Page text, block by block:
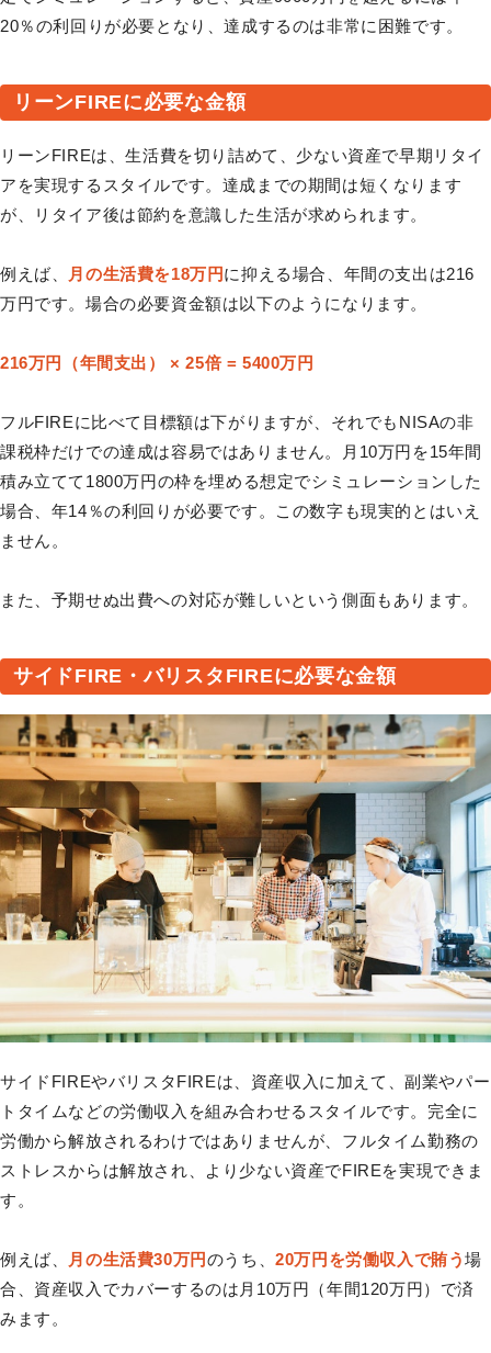
20％の利回りが必要となり、達成するのは非常に困難です。
リーンFIREに必要な金額
リーンFIREは、生活費を切り詰めて、少ない資産で早期リタイ
アを実現するスタイルです。達成までの期間は短くなります
が、リタイア後は節約を意識した生活が求められます。
例えば、 月の生活費を18万円に抑える場合、年間の支出は216
万円です。場合の必要資金額は以下のようになります。
216万円（年間支出） × 25倍 = 5400万円
フルFIREに比べて目標額は下がりますが、それでもNISAの非
課税枠だけでの達成は容易ではありません。月10万円を15年間
積み立てて1800万円の枠を埋める想定でシミュレーションした
場合、年14％の利回りが必要です。この数字も現実的とはいえ
ません。
また、予期せぬ出費への対応が難しいという側面もあります。
サイドFIRE・バリスタFIREに必要な金額
サイドFIREやバリスタFIREは、資産収入に加えて、副業やパー
トタイムなどの労働収入を組み合わせるスタイルです。完全に
労働から解放されるわけではありませんが、フルタイム勤務の
ストレスからは解放され、より少ない資産でFIREを実現できま
す。
例えば、 月の生活費30万円のうち、20万円を労働収入で賄う場
合、資産収入でカバーするのは月10万円（年間120万円）で済
みます。